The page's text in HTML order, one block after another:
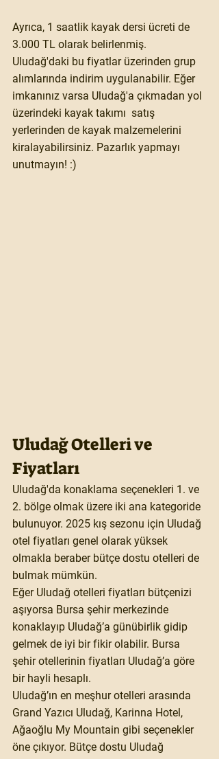
Ayrıca, 1 saatlik kayak dersi ücreti de
3.000 TL olarak belirlenmiş.
Uludağ'daki bu fiyatlar üzerinden grup
alımlarında indirim uygulanabilir. Eğer
imkanınız varsa Uludağ'a çıkmadan yol
üzerindeki kayak takımı  satış
yerlerinden de kayak malzemelerini
kiralayabilirsiniz. Pazarlık yapmayı
unutmayın! :)
Uludağ Otelleri ve
Fiyatları
Uludağ'da konaklama seçenekleri 1. ve
2. bölge olmak üzere iki ana kategoride
bulunuyor. 2025 kış sezonu için Uludağ
otel fiyatları genel olarak yüksek
olmakla beraber bütçe dostu otelleri de
bulmak mümkün.
Eğer Uludağ otelleri fiyatları bütçenizi
aşıyorsa Bursa şehir merkezinde
konaklayıp Uludağ’a günübirlik gidip
gelmek de iyi bir fikir olabilir. Bursa
şehir otellerinin fiyatları Uludağ’a göre
bir hayli hesaplı.
Uludağ’ın en meşhur otelleri arasında
Grand Yazıcı Uludağ, Karinna Hotel,
Ağaoğlu My Mountain gibi seçenekler
öne çıkıyor. Bütçe dostu Uludağ